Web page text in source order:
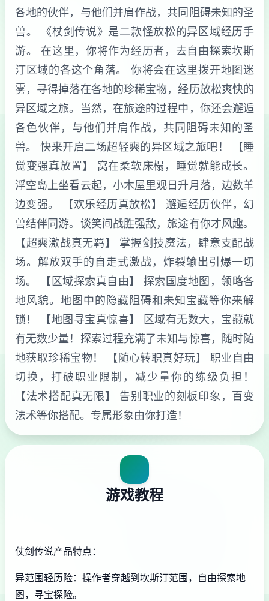
各地的伙伴，与他们并肩作战，共同阻碍未知的圣
兽。 《杖剑传说》是二款怪放松的异区域经历手
游。 在这里，你将作为经历者，去自由探索坎斯
汀区域的各这个角落。 你将会在这里拨开地图迷
雾，寻得掉落在各地的珍稀宝物，经历放松爽快的
异区域之旅。当然，在旅途的过程中，你还会邂逅
各色伙伴，与他们并肩作战，共同阻碍未知的圣
兽。 快来开启二场超轻爽的异区域之旅吧！ 【睡
觉变强真放置】 窝在柔软床榻，睡觉就能成长。
浮空岛上坐看云起，小木屋里观日升月落，边数羊
边变强。 【欢乐经历真放松】 邂逅经历伙伴，幻
兽结伴同游。谈笑间战胜强敌，旅途有你才风趣。
【超爽激战真无羁】 掌握剑技魔法，肆意支配战
场。解放双手的自走式激战，炸裂输出引爆一切
场。 【区域探索真自由】 探索国度地图，领略各
地风貌。地图中的隐藏阻碍和未知宝藏等你来解
锁！ 【地图寻宝真惊喜】 区域有无数大，宝藏就
有无数少量！探索过程充满了未知与惊喜，随时随
地获取珍稀宝物！ 【随心转职真好玩】 职业自由
切换，打破职业限制，减少量你的练级负担！
【法术搭配真无限】 告别职业的刻板印象，百变
法术等你搭配。专属形象由你打造！
游戏教程
仗剑传说产品特点：
异范围轻历险：操作者穿越到坎斯汀范围，自由探索地
图，寻宝探险。